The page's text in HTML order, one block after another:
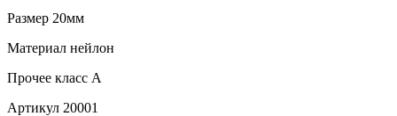
Размер 20мм
Материал нейлон
Прочее класс А
Артикул 20001